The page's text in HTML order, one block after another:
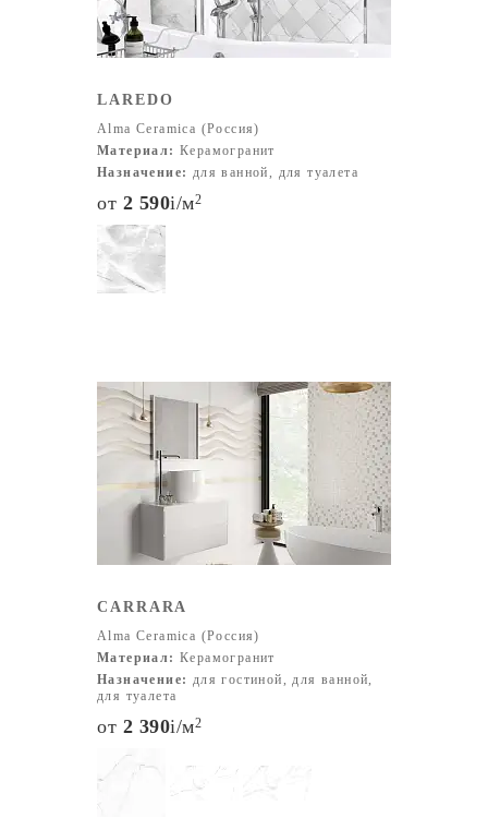
LAREDO
Alma Ceramica (Россия)
Материал: Керамогранит
Назначение: для ванной, для туалета
от 2 590i/м2
CARRARA
Alma Ceramica (Россия)
Материал: Керамогранит
Назначение: для гостиной, для ванной,
для туалета
от 2 390i/м2